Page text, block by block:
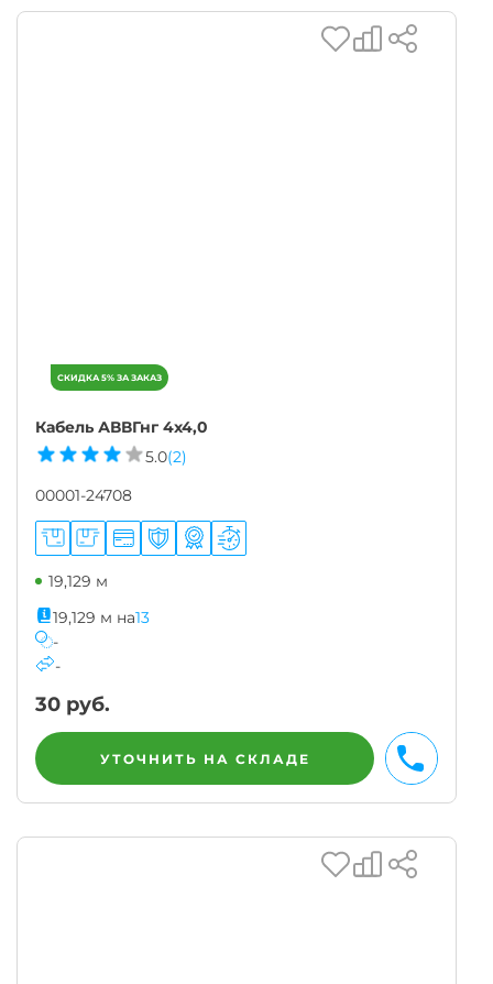
Кабель АВВГнг 4х4,0
5.0(2)
00001-24708
19,129 м
19,129 м на13
-
-
30 руб.
УТОЧНИТЬ НА СКЛАДЕ